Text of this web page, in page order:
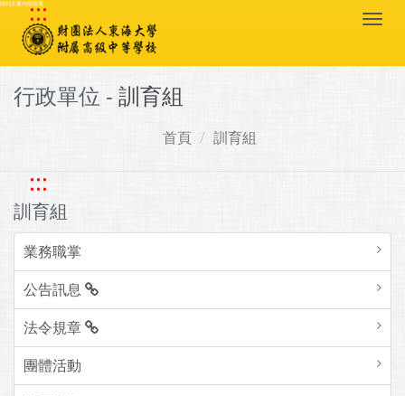
跳到主要內容區塊
:::
行政單位 - 訓育組
首頁 訓育組
:::
訓育組
業務職掌
公告訊息
法令規章
團體活動